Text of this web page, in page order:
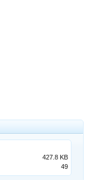
427.8 KB
49